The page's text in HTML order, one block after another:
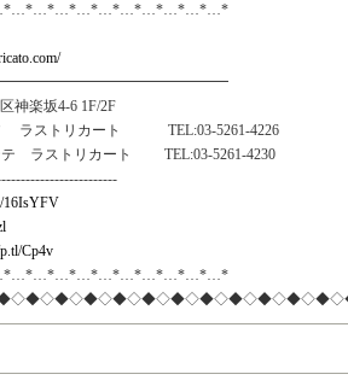
神楽坂4-6 1F/2F
ラストリカート TEL:03-5261-4226
ラストリカート TEL:03-5261-4230
16IsYFV
Cp4v